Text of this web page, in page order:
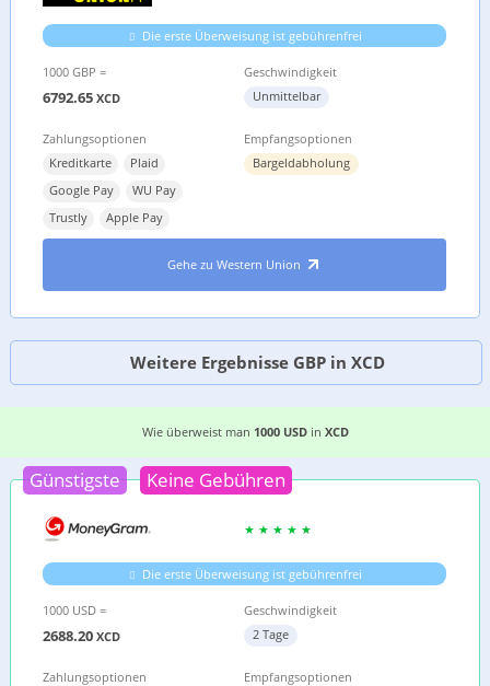
Die erste Überweisung ist gebührenfrei
1000 GBP =
6792.65 XCD
Geschwindigkeit
Unmittelbar
Zahlungsoptionen
Kreditkarte
Plaid
Google Pay
WU Pay
Trustly
Apple Pay
Empfangsoptionen
Bargeldabholung
Gehe zu Western Union
Weitere Ergebnisse GBP in XCD
DIE EINFACHSTE ART, GELD VONDEN USA
Wie überweist man 1000 USDin XCD
Günstigste Keine Gebühren
Die erste Überweisung ist gebührenfrei
1000 USD =
2688.20 XCD
Geschwindigkeit
2 Tage
Zahlungsoptionen
Empfangsoptionen